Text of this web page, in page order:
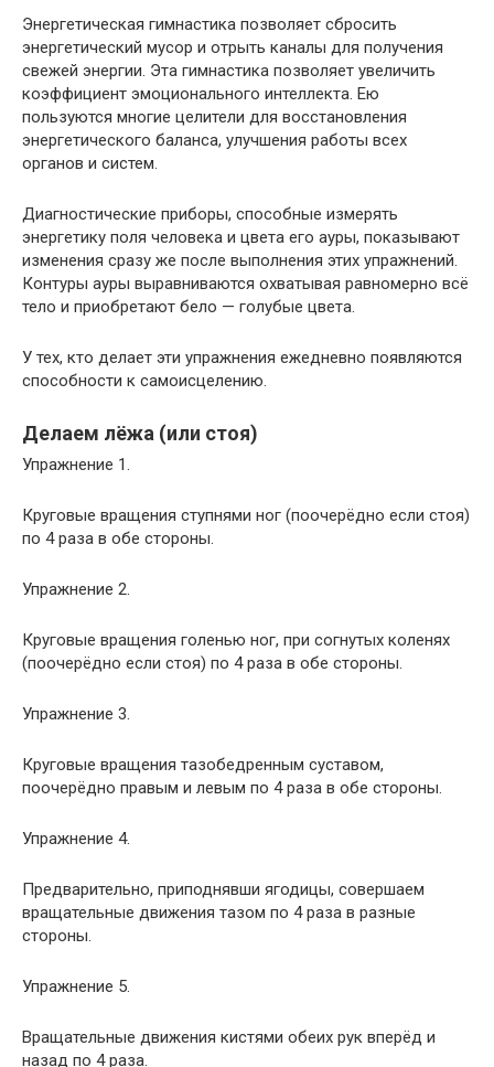
Энергетическая гимнастика позволяет сбросить
энергетический мусор и отрыть каналы для получения
свежей энергии. Эта гимнастика позволяет увеличить
коэффициент эмоционального интеллекта. Ею
пользуются многие целители для восстановления
энергетического баланса, улучшения работы всех
органов и систем.
Диагностические приборы, способные измерять
энергетику поля человека и цвета его ауры, показывают
изменения сразу же после выполнения этих упражнений.
Контуры ауры выравниваются охватывая равномерно всё
тело и приобретают бело — голубые цвета.
У тех, кто делает эти упражнения ежедневно появляются
способности к самоисцелению.
Делаем лёжа (или стоя)
Упражнение 1.
Круговые вращения ступнями ног (поочерёдно если стоя)
по 4 раза в обе стороны.
Упражнение 2.
Круговые вращения голенью ног, при согнутых коленях
(поочерёдно если стоя) по 4 раза в обе стороны.
Упражнение 3.
Круговые вращения тазобедренным суставом,
поочерёдно правым и левым по 4 раза в обе стороны.
Упражнение 4.
Предварительно, приподнявши ягодицы, совершаем
вращательные движения тазом по 4 раза в разные
стороны.
Упражнение 5.
Вращательные движения кистями обеих рук вперёд и
назад по 4 раза.